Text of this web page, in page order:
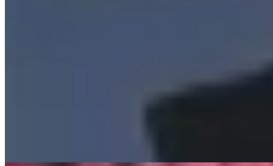
Remera Inosuke Hashibira Demon Slayer